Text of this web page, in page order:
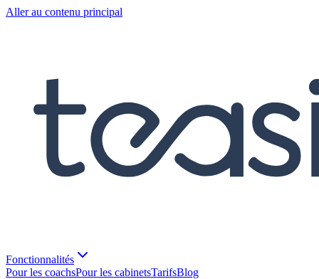
Aller au contenu principal
Fonctionnalités
Pour les coachsPour les cabinetsTarifsBlog